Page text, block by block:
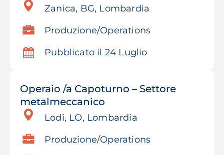
Zanica, BG, Lombardia
Produzione/Operations
Pubblicato il 24 Luglio
Operaio /a Capoturno – Settore
metalmeccanico
Lodi, LO, Lombardia
Produzione/Operations